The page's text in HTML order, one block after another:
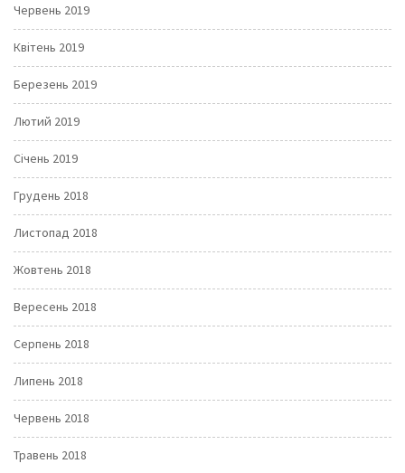
Червень 2019
Квітень 2019
Березень 2019
Лютий 2019
Січень 2019
Грудень 2018
Листопад 2018
Жовтень 2018
Вересень 2018
Серпень 2018
Липень 2018
Червень 2018
Травень 2018